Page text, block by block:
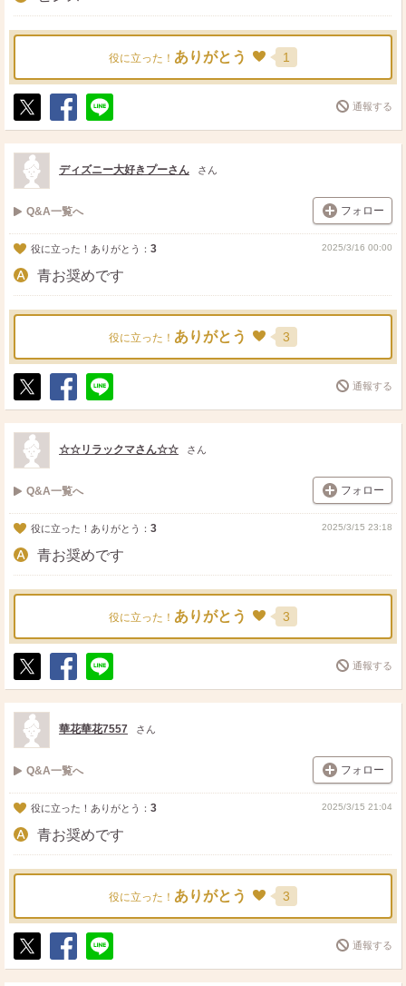
役に立った！ ありがとう 1
ポ
ス
ト
シ
ェ
送
る
通報する
ディズニー大好きプーさん さん
Q&A一覧へ フォロー
役に立った！ありがとう： 3 2025/3/16 00:00
青お奨めです
役に立った！ ありがとう 3
ポ
ス
ト
シ
ェ
送
る
通報する
☆☆リラックマさん☆☆ さん
Q&A一覧へ フォロー
役に立った！ありがとう： 3 2025/3/15 23:18
青お奨めです
役に立った！ ありがとう 3
ポ
ス
ト
シ
ェ
送
る
通報する
華花華花7557 さん
Q&A一覧へ フォロー
役に立った！ありがとう： 3 2025/3/15 21:04
青お奨めです
役に立った！ ありがとう 3
ポ
ス
シ
ェ
送
る
通報する